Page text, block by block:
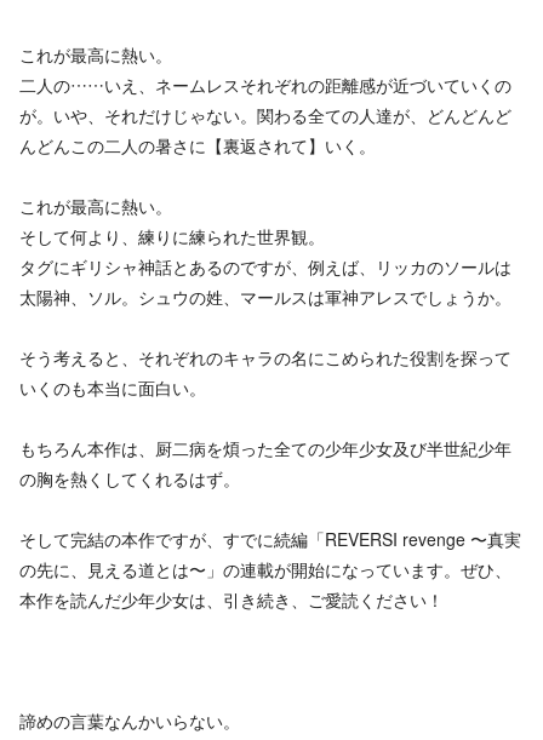
これが最高に熱い。
二人の……いえ、ネームレスそれぞれの距離感が近づいていくの
が。いや、それだけじゃない。関わる全ての人達が、どんどんど
んどんこの二人の暑さに【裏返されて】いく。
これが最高に熱い。
そして何より、練りに練られた世界観。
タグにギリシャ神話とあるのですが、例えば、リッカのソールは
太陽神、ソル。シュウの姓、マールスは軍神アレスでしょうか。
そう考えると、それぞれのキャラの名にこめられた役割を探って
いくのも本当に面白い。
もちろん本作は、厨二病を煩った全ての少年少女及び半世紀少年
の胸を熱くしてくれるはず。
そして完結の本作ですが、すでに続編「REVERSI revenge 〜真実
の先に、見える道とは〜」の連載が開始になっています。ぜひ、
本作を読んだ少年少女は、引き続き、ご愛読ください！
諦めの言葉なんかいらない。